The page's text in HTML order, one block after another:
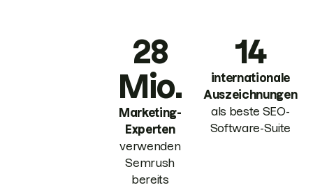
28
Mio.
Marketing-
Experten
verwenden
Semrush
bereits
14
internationale
Auszeichnungen
als beste SEO-
Software-Suite